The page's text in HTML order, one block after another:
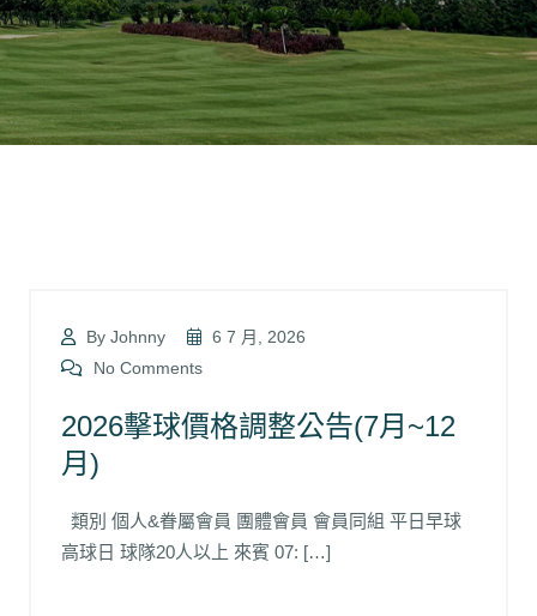
By Johnny
6 7 月, 2026
No Comments
2026擊球價格調整公告(7月~12
月)
類別 個人&眷屬會員 團體會員 會員同組 平日早球
高球日 球隊20人以上 來賓 07: […]